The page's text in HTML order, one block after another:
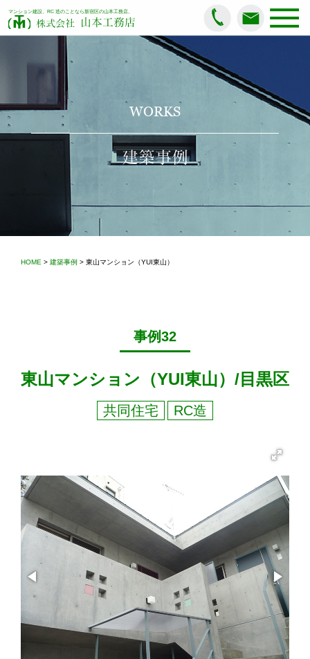
マンション建設、RC 造のことなら新宿区の山本工務店。
株式会社 山本工務店
WORKS
建築事例
HOME > 建築事例 > 東山マンション（YUI東山）
事例32
東山マンション（YUI東山）/目黒区
共同住宅 RC造